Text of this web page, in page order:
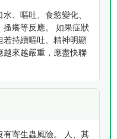
、嘔吐、食慾變化、
搔癢等反應。 如果症狀
若持續嘔吐、精神明顯
越來越嚴重，應盡快聯
有寄生蟲風險。 人、其